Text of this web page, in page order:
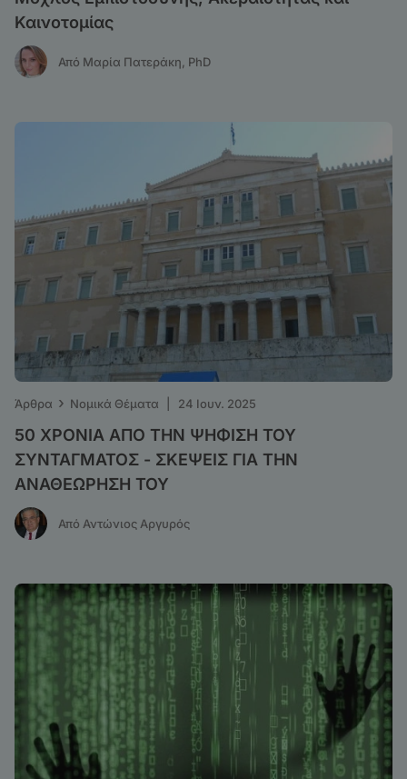
Καινοτομίας
Από Μαρία Πατεράκη, PhD
Άρθρα › Νομικά Θέματα 24 Ιουν. 2025
50 ΧΡΟΝΙΑ ΑΠΟ ΤΗΝ ΨΗΦΙΣΗ ΤΟΥ
ΣΥΝΤΑΓΜΑΤΟΣ - ΣΚΕΨΕΙΣ ΓΙΑ ΤΗΝ
ΑΝΑΘΕΩΡΗΣΗ ΤΟΥ
Από Αντώνιος Αργυρός